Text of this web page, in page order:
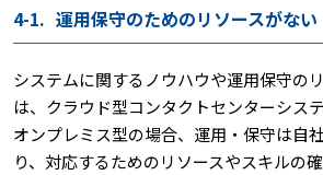
4-1. 運用保守のためのリソースがない
システムに関するノウハウや運用保守の
は、クラウド型コンタクトセンターシス
オンプレミス型の場合、運用・保守は自
り、対応するためのリソースやスキルの